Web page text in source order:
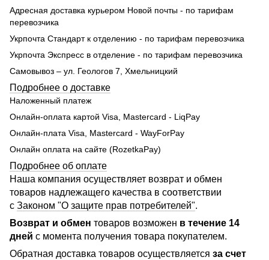
Адресная доставка курьером Новой почты - по тарифам
перевозчика
Укрпочта Стандарт к отделению - по тарифам перевозчика
Укрпочта Экспресс в отделение - по тарифам перевозчика
Самовывоз – ул. Геологов 7, Хмельницкий
Подробнее о доставке
Наложенный платеж
Онлайн-оплата картой Visa, Mastercard - LiqPay
Онлайн-плата Visa, Mastercard - WayForPay
Онлайн оплата на сайте (RozetkaPay)
Подробнее об оплате
Наша компания осуществляет возврат и обмен
товаров надлежащего качества в соответствии
с Законом "О защите прав потребителей".
Возврат и обмен товаров возможен в течение 14
дней с момента получения товара покупателем.
Обратная доставка товаров осуществляется за счет